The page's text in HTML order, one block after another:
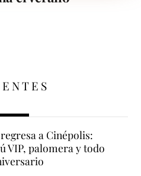
a Cinépolis:
VIP, palomera y todo